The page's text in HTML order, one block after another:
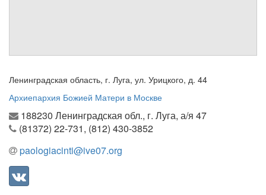
Вход
Ленинградская область, г. Луга, ул. Урицкого, д. 44
Архиепархия Божией Матери в Москве
188230 Ленинградская обл., г. Луга, а/я 47
(81372) 22-731, (812) 430-3852
paologiacinti@ive07.org